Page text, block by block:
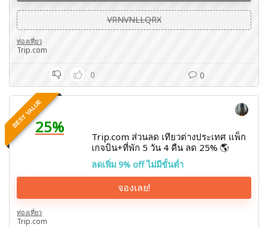
VRNVNLLQRX
ท่องเที่ยว
Trip.com
0 0
BEST VALUE25%
Trip.com ส่วนลด เทียวต่างประเทศ แพ็ก
เกจบิน+ที่พัก 5 วัน 4 คืน ลด 25% 🌎
ลดเพิ่ม 9% off ไม่มีขั้นต่ำ
จองเลย!
ท่องเที่ยว
Trip.com